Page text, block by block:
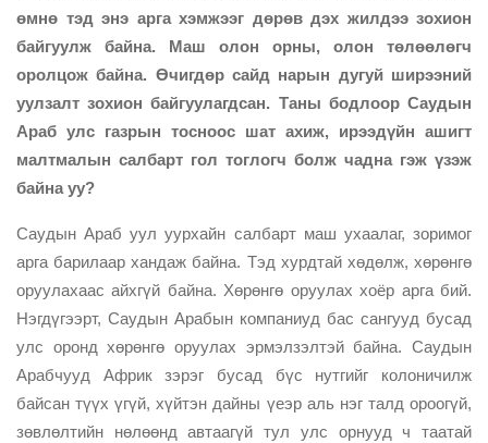
өмнө тэд энэ арга хэмжээг дөрөв дэх жилдээ зохион
байгуулж байна. Маш олон орны, олон төлөөлөгч
оролцож байна. Өчигдөр сайд нарын дугуй ширээний
уулзалт зохион байгуулагдсан. Таны бодлоор Саудын
Араб улс газрын тосноос шат ахиж, ирээдүйн ашигт
малтмалын салбарт гол тоглогч болж чадна гэж үзэж
байна уу?
Саудын Араб уул уурхайн салбарт маш ухаалаг, зоримог
арга барилаар хандаж байна. Тэд хурдтай хөдөлж, хөрөнгө
оруулахаас айхгүй байна. Хөрөнгө оруулах хоёр арга бий.
Нэгдүгээрт, Саудын Арабын компаниуд бас сангууд бусад
улс оронд хөрөнгө оруулах эрмэлзэлтэй байна. Саудын
Арабчууд Африк зэрэг бусад бүс нутгийг колоничилж
байсан түүх үгүй, хүйтэн дайны үеэр аль нэг талд ороогүй,
зөвлөлтийн нөлөөнд автаагүй тул улс орнууд ч таатай